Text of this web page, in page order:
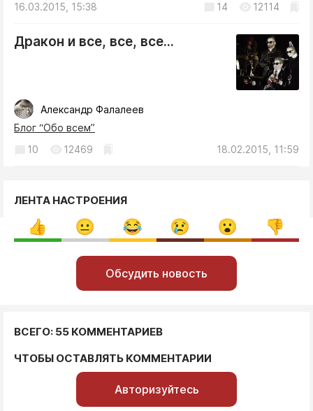
16.03.2015, 15:38
14 12114
Дракон и все, все, все...
Александр Фалалеев
Блог “Обо всем”
18.02.2015, 11:59
10 12469
ЛЕНТА НАСТРОЕНИЯ
Обсудить новость
ВСЕГО: 55 КОММЕНТАРИЕВ
ЧТОБЫ ОСТАВЛЯТЬ КОММЕНТАРИИ
Авторизуйтесь